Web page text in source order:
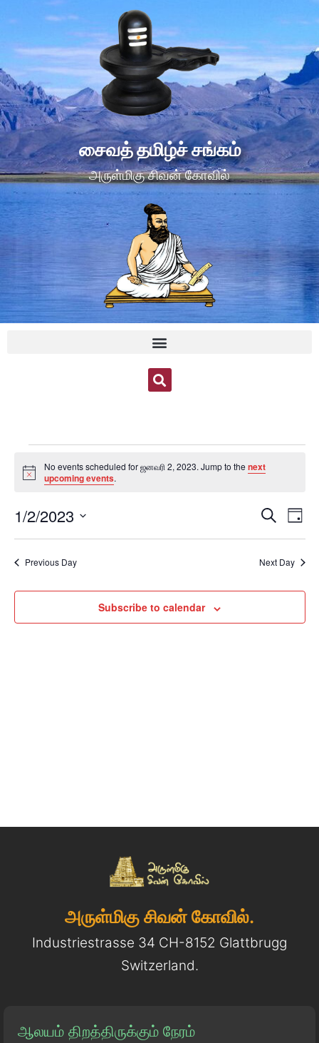
சைவத் தமிழ்ச் சங்கம்
அருள்மிகு சிவன் கோவில்
Notice
No events scheduled for ஜனவரி 2, 2023. Jump to thenext
upcoming events.
and
Search
Day
1/2/2023
date.
Previous Day Next Day
Subscribe to calendar
அருள்மிகு சிவன் கோவில்.
Industriestrasse 34 CH-8152 Glattbrugg
Switzerland.
ஆலயம் திறத்திருக்கும் நேரம்